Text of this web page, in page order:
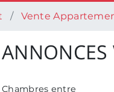
Vente
ANNONCES
Chambres entre